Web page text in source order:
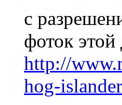
с
фоток
http://
hog-